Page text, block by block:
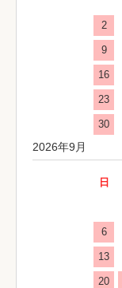
2
9
16
23
30
2026年9月
日
6
13
20